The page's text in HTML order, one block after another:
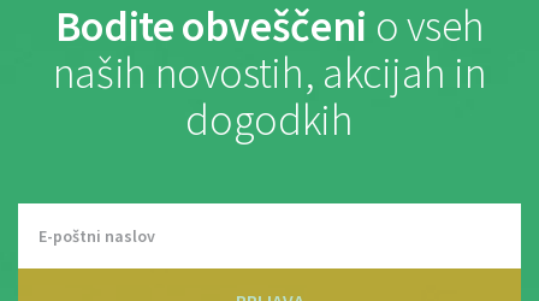
Bodite obveščeni o vseh
naših novostih, akcijah in
dogodkih